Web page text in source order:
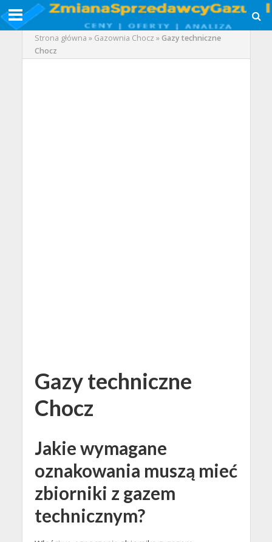
Strona główna » Gazownia Chocz »Gazy techniczne
Chocz
Gazy techniczne
Chocz
Jakie wymagane
oznakowania muszą mieć
zbiorniki z gazem
technicznym?